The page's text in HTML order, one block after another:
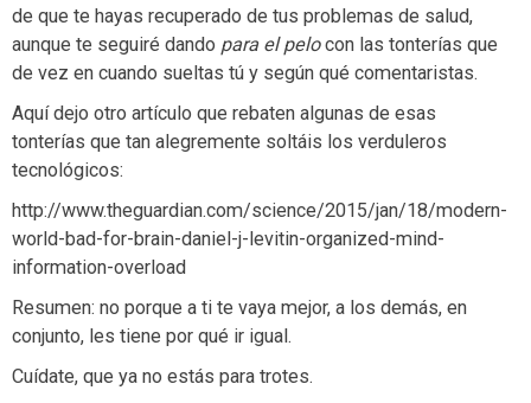
de que te hayas recuperado de tus problemas de salud,
aunque te seguiré dando para el pelocon las tonterías que
de vez en cuando sueltas tú y según qué comentaristas.
Aquí dejo otro artículo que rebaten algunas de esas
tonterías que tan alegremente soltáis los verduleros
tecnológicos:
http://www.theguardian.com/science/2015/jan/18/modern-
world-bad-for-brain-daniel-j-levitin-organized-mind-
information-overload
Resumen: no porque a ti te vaya mejor, a los demás, en
conjunto, les tiene por qué ir igual.
Cuídate, que ya no estás para trotes.